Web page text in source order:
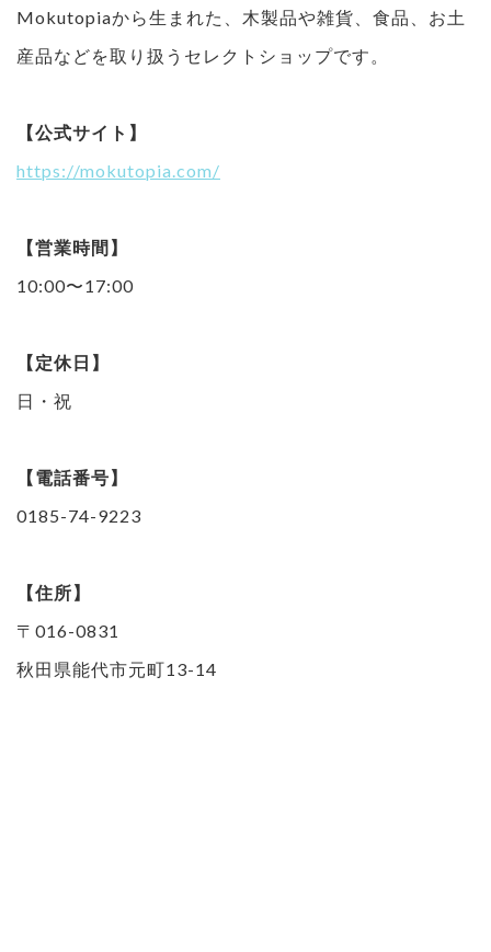
Mokutopiaから生まれた、木製品や雑貨、食品、お土
産品などを取り扱うセレクトショップです。
【公式サイト】
https://mokutopia.com/
【営業時間】
10:00〜17:00
【定休日】
日・祝
【電話番号】
0185-74-9223
【住所】
〒016-0831
秋田県能代市元町13-14